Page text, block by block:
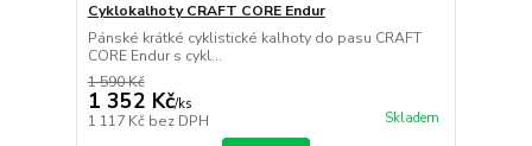
Cyklokalhoty CRAFT CORE Endur
Pánské krátké cyklistické kalhoty do pasu CRAFT
CORE Endur s cykl...
1 590 Kč
1 352 Kč/ks
1 117 Kč bez DPH Skladem